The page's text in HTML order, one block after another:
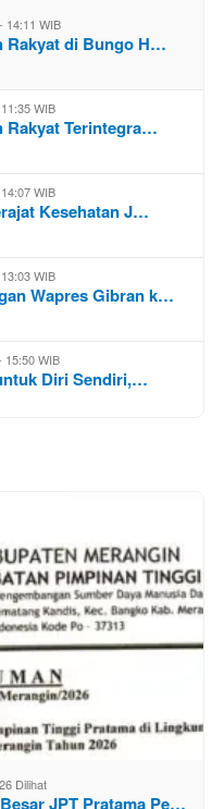
14:11 WIB
Rakyat di Bungo H…
WIB
Rakyat Terintegra…
WIB
Kesehatan J…
WIB
Wapres Gibran k…
15:50 WIB
Diri Sendiri,…
Dilihat
JPT Pratama Pe…